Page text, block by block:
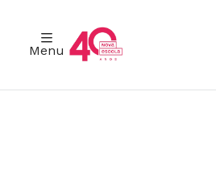
Menu